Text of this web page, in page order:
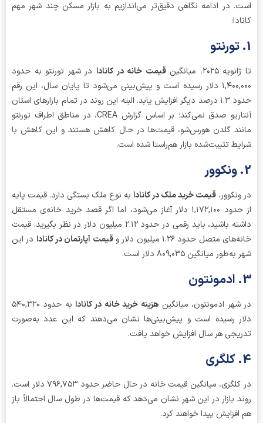
در ادامه نگاهی دقیق‌تر می‌اندازیم به بازار مسکن چند شهر مهم
۲۰۲۵، میانگین قیمت خانه در کانادا در شهر تورنتو به حدود
۱,۴۰۰,۰۰۰ دلار رسیده است و پیش‌بینی می‌شود تا پایان سال، این رقم
حدود ۱.۳ درصد دیگر افزایش یابد. البته این روند در تمام بازارهای استان
آنتاریو صدق نمی‌کند؛ بر اساس گزارش CREA، در مناطق اطراف تورنتو
گلدن هورس‌شو، قیمت‌ها در حال کاهش هستند و این کاهش با
تثبیت‌شده بازار هم‌راستا شده است.
قیمت خرید ملک در کانادابه نوع ملک بستگی دارد. قیمت پایه
از حدود ۱,۱۷۲,۱۰۰ دلار آغاز می‌شود، اما اگر قصد خرید خانه‌ی مستقل
داشته باشید، باید رقمی در حدود ۲.۱۲ میلیون دلار در نظر بگیرید. قیمت
متصل حدود ۱.۲۶ میلیون دلار و
قیمت آپارتمان در کانادادر این
میانگین ۸۰۹,۰۳۵ دلار است.
ادمونتون، میانگینهزینه خرید خانه در کانادا
به حدود ۵۴۰,۳۲۰
رسیده است و پیش‌بینی‌ها نشان می‌دهند که این عدد به‌صورت
هر سال افزایش خواهد یافت.
در کلگری، میانگین قیمت خانه در حال حاضر حدود ۷۹۶,۷۵۳ دلار است.
بازار در این شهر نشان می‌دهد که قیمت‌ها در طول سال احتمالاً باز
پیدا خواهند کرد.